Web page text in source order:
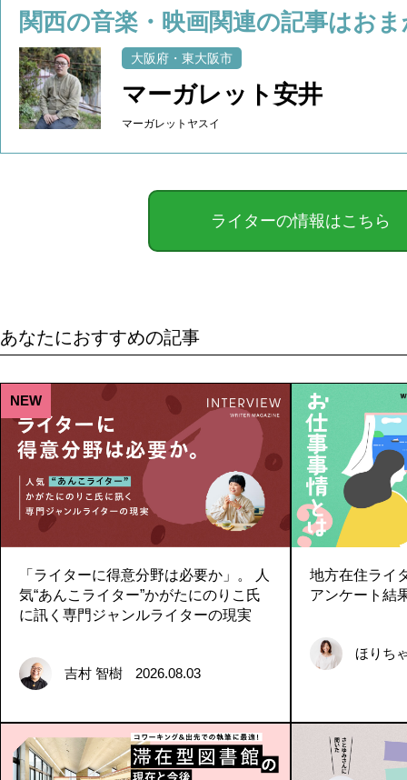
関西の音楽・映画関連の記事はお
大阪府・東大阪市
マーガレット安井
マーガレットヤスイ
ライターの情報はこちら
あなたにおすすめの記事
「ライターに得意分野は必要か」。 人
気“あんこライター”かがたにのりこ氏
に訊く専門ジャンルライターの現実
吉村 智樹 2026.08.03
NEW
地方在住ライ
アンケート結
ほりち